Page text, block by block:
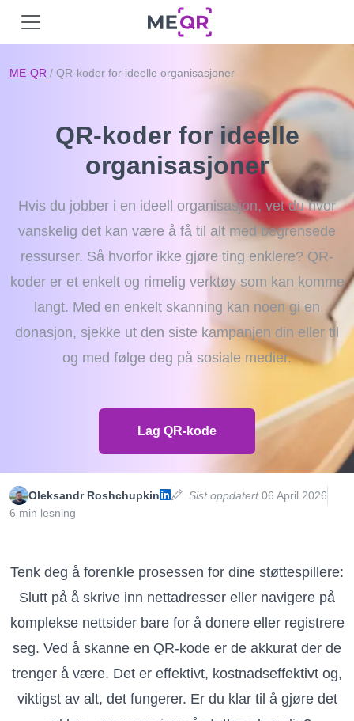
ME-QR / QR-koder for ideelle organisasjoner
QR-koder for ideelle
organisasjoner
Hvis du jobber i en ideell organisasjon, vet du hvor
vanskelig det kan være å få til alt med begrensede
ressurser. Så hvorfor ikke gjøre ting enklere? QR-
koder er et enkelt og rimelig verktøy som kan komme
langt. Med en enkelt skanning kan noen gi en
donasjon, sjekke ut den siste kampanjen din eller til
og med følge deg på sosiale medier.
Lag QR-kode
Oleksandr Roshchupkin Sist oppdatert06 April 2026
6 min lesning
Tenk deg å forenkle prosessen for dine støttespillere:
Slutt på å skrive inn nettadresser eller navigere på
komplekse nettsider bare for å donere eller registrere
seg. Ved å skanne en QR-kode er de akkurat der de
trenger å være. Det er effektivt, kostnadseffektivt og,
viktigst av alt, det fungerer. Er du klar til å gjøre det